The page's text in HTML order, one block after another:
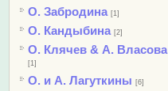
О. Забродина [1]
О. Кандыбина [2]
О. Клячев & А. Власова
[1]
О. и А. Лагуткины [6]